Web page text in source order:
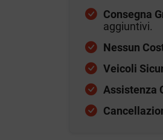
Consegna
aggiuntivi.
Nessun
Veicoli
Assistenza